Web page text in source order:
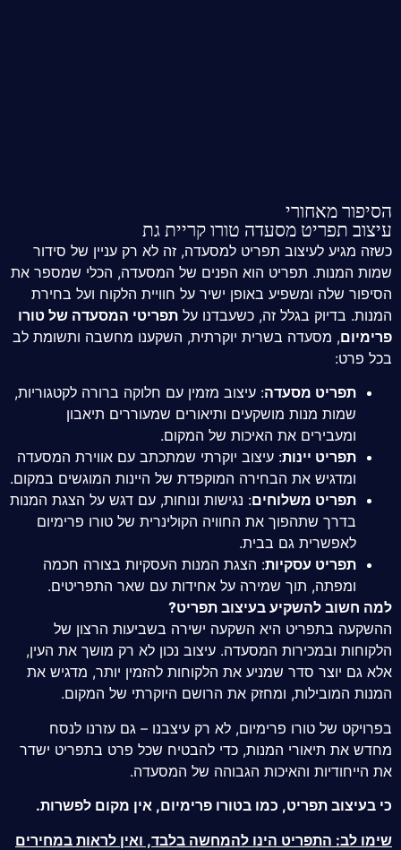
הסיפור מאחורי
עיצוב תפריט מסעדה טורו קריית גת
כשזה מגיע לעיצוב תפריט למסעדה, זה לא רק עניין של סידור
שמות המנות. תפריט הוא הפנים של המסעדה, הכלי שמספר את
הסיפור שלה ומשפיע באופן ישיר על חוויית הלקוח ועל בחירת
המנות. בדיוק בגלל זה, כשעבדנו על תפריטי המסעדה של טורו
פרימיום, מסעדה בשרית יוקרתית, השקענו מחשבה ותשומת לב
בכל פרט:
תפריט מסעדה: עיצוב מזמין עם חלוקה ברורה לקטגוריות,
שמות מנות מושקעים ותיאורים שמעוררים תיאבון
ומעבירים את האיכות של המקום.
תפריט יינות: עיצוב יוקרתי שמתכתב עם אווירת המסעדה
ומדגיש את הבחירה המוקפדת של היינות המוגשים במקום.
תפריט משלוחים: נגישות ונוחות, עם דגש על הצגת המנות
בדרך שתהפוך את החוויה הקולינרית של טורו פרימיום
לאפשרית גם בבית.
תפריט עסקיות: הצגת המנות העסקיות בצורה חכמה
ומפתה, תוך שמירה על אחידות עם שאר התפריטים.
למה חשוב להשקיע בעיצוב תפריט?
ההשקעה בתפריט היא השקעה ישירה בשביעות הרצון של
הלקוחות ובמכירות המסעדה. עיצוב נכון לא רק מושך את העין,
אלא גם יוצר סדר שמניע את הלקוחות להזמין יותר, מדגיש את
המנות המובילות, ומחזק את הרושם היוקרתי של המקום.
בפרויקט של טורו פרימיום, לא רק עיצבנו – גם עזרנו לנסח
מחדש את תיאורי המנות, כדי להבטיח שכל פרט בתפריט ישדר
את הייחודיות והאיכות הגבוהה של המסעדה.
כי בעיצוב תפריט, כמו בטורו פרימיום, אין מקום לפשרות.
שימו לב: התפריט הינו להמחשה בלבד, ואין לראות במחירים